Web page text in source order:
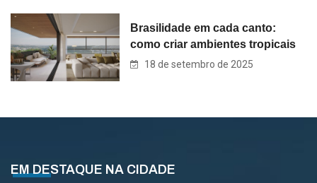
Brasilidade em cada canto:
como criar ambientes tropicais
18 de setembro de 2025
EM DESTAQUE NA CIDADE